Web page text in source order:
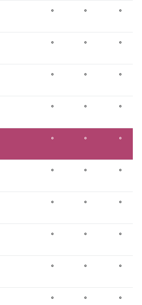
۰ ۰ ۰
۰ ۰ ۰
۰ ۰ ۰
۰ ۰ ۰
۰ ۰ ۰
۰ ۰ ۰
۰ ۰ ۰
۰ ۰ ۰
۰ ۰ ۰
۰ ۰ ۰